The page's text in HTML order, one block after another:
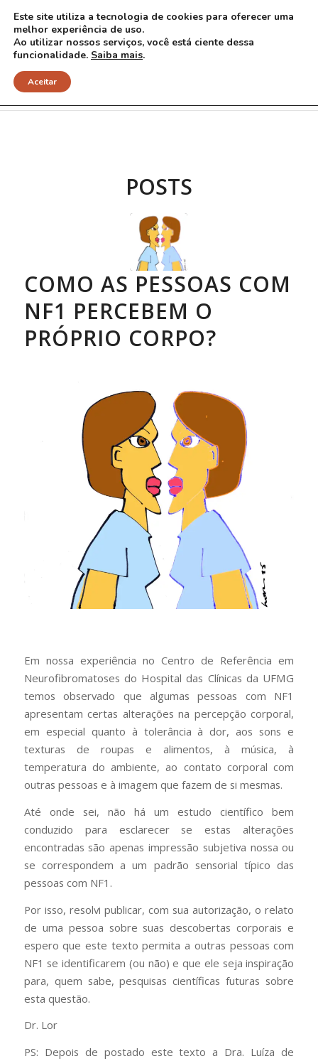
Arquivo para Tag: autoimagem
POSTS
COMO AS PESSOAS COM
NF1 PERCEBEM O
PRÓPRIO CORPO?
Em nossa experiência no Centro de Referência em
Neurofibromatoses do Hospital das Clínicas da UFMG
temos observado que algumas pessoas com NF1
apresentam certas alterações na percepção corporal,
em especial quanto à tolerância à dor, aos sons e
texturas de roupas e alimentos, à música, à
temperatura do ambiente, ao contato corporal com
outras pessoas e à imagem que fazem de si mesmas.
Até onde sei, não há um estudo científico bem
conduzido para esclarecer se estas alterações
encontradas são apenas impressão subjetiva nossa ou
se correspondem a um padrão sensorial típico das
pessoas com NF1.
Por isso, resolvi publicar, com sua autorização, o relato
de uma pessoa sobre suas descobertas corporais e
espero que este texto permita a outras pessoas com
NF1 se identificarem (ou não) e que ele seja inspiração
para, quem sabe, pesquisas científicas futuras sobre
esta questão.
Dr. Lor
PS: Depois de postado este texto a Dra. Luíza de
Este site utiliza a tecnologia de cookies para oferecer uma
melhor experiência de uso.
Ao utilizar nossos serviços, você está ciente dessa
funcionalidade. Saiba mais.
Aceitar